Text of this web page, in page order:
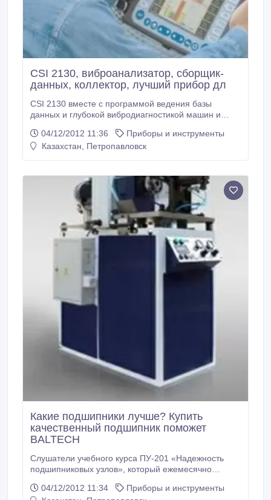
CSI 2130, виброанализатор, сборщик-
данных, коллектор, лучший прибор дл
CSI 2130 вместе с программой ведения базы
данных и глубокой вибродиагностикой машин и
предупредительная мониторинг для любого
механического и энергетического оборудования: -
центровка - Диагностика электрических моторов
(коллектор и датчик магнитного потока) - Соосность
и определение расцентровки по стандарту
IORS:2020 - Автоматическая диагностика дефектов
и их глубины - Определение причин возникновения
дефектов Для диагностики турбин и энергетического
оборудования виброанализатор CSI 2130 является
лучшим прибором в мире, который зарекомендовал
себя под номером один.
04/12/2012 11:36
Приборы и инструменты
Казахстан, Петропавловск
Какие подшипники лучше? Купить
качественный подшипник поможет
BALTECH
Слушатели учебного курса ПУ-201 «Надежность
подшипниковых узлов», который ежемесячно
часто задают вопрос, какие подшипники лучше?
04/12/2012 11:34
Приборы и инструменты